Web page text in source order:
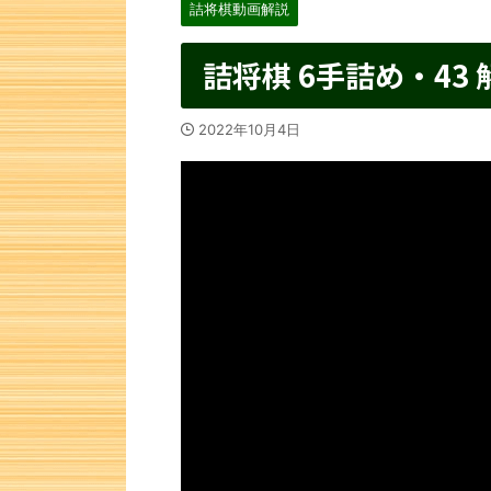
詰将棋動画解説
詰将棋 6手詰め・43
2022年10月4日